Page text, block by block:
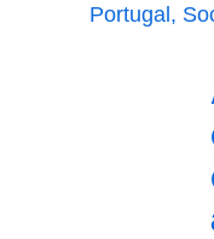
Portugal,